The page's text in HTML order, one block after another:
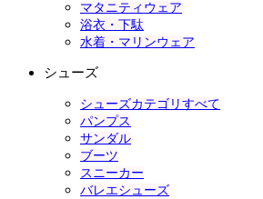
マタニティウェア
浴衣・下駄
水着・マリンウェア
シューズ
シューズカテゴリすべて
パンプス
サンダル
ブーツ
スニーカー
バレエシューズ